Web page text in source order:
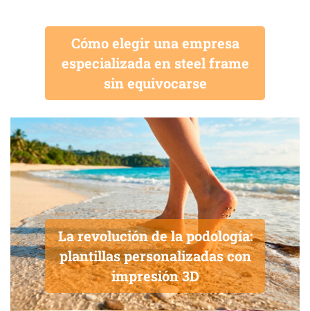
Cómo elegir una empresa
especializada en steel frame
sin equivocarse
La revolución de la podología:
plantillas personalizadas con
impresión 3D